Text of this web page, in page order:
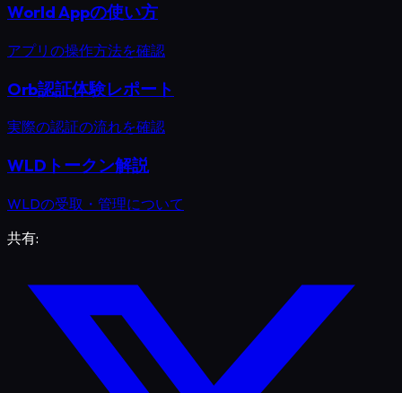
World Appの使い方
アプリの操作方法を確認
Orb認証体験レポート
実際の認証の流れを確認
WLDトークン解説
WLDの受取・管理について
共有: